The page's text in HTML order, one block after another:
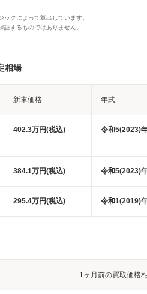
クによって算出しています。
するものではありません。
相場
新車価格 年式
402.3万円(税込) 令和5(2023)
384.1万円(税込) 令和5(2023)
295.4万円(税込) 令和1(2019)
1ヶ月前の買取価格